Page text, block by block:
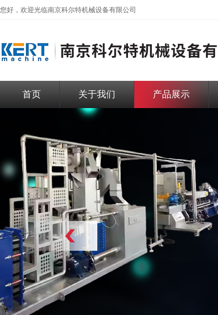
您好，欢迎光临南京科尔特机械设备有限公司
首页 关于我们 产品展示